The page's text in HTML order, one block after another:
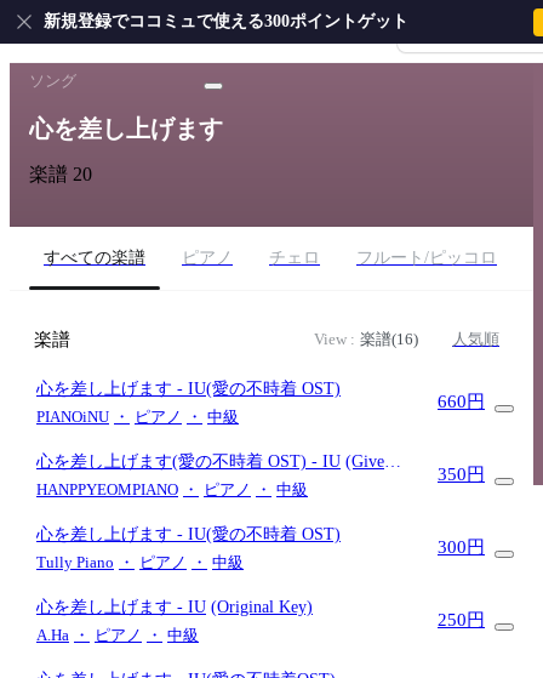
会員登録・ログイ
新規登録でココミュで使える300ポイントゲット
ホーム › IU 心を差し上げます
ソング
心を差し上げます
楽譜 20
すべての楽譜 ピアノ チェロ フルート/ピッコロ
楽譜 View : 楽譜(16) 人気順
心を差し上げます - IU(愛の不時着 OST)
PIANOiNU ・ ピアノ ・ 中級
660円
心を差し上げます(愛の不時着 OST) - IU (Give
You My Heart)
HANPPYEOMPIANO ・ ピアノ ・ 中級
350円
心を差し上げます - IU(愛の不時着 OST)
Tully Piano
・ ピアノ ・ 中級
300円
心を差し上げます - IU (Original Key)
A.Ha
・ ピアノ ・ 中級
250円